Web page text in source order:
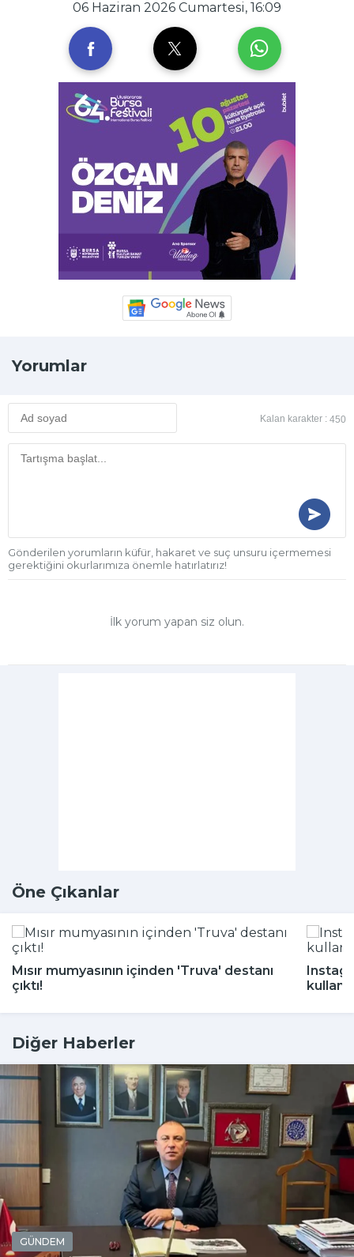
06 Haziran 2026 Cumartesi, 16:09
Yorumlar
Kalan karakter : 450
Gönderilen yorumların küfür, hakaret ve suç unsuru içermemesi
gerektiğini okurlarımıza önemle hatırlatırız!
İlk yorum yapan siz olun.
Öne Çıkanlar
Mısır mumyasının içinden 'Truva' destanı
çıktı!
Diğer Haberler
GÜNDEM